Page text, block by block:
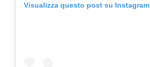
Visualizza questo post su Instagram